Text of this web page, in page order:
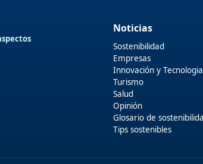
Noticias
Sostenibilidad
Empresas
Innovación y Tecnologia
Turismo
Salud
Opinión
Glosario de
Tips sostenibles